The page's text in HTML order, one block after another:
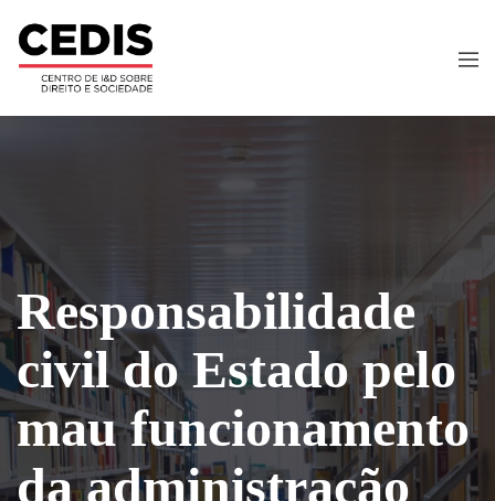
Responsabilidade
civil do Estado pelo
mau funcionamento
da administração